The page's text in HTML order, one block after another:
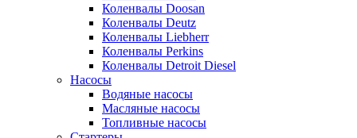
Коленвалы Doosan
Коленвалы Deutz
Коленвалы Liebherr
Коленвалы Perkins
Коленвалы Detroit Diesel
Насосы
Водяные насосы
Масляные насосы
Топливные насосы